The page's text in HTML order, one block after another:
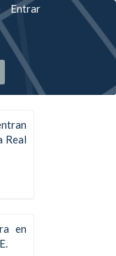
Entrar
Real
en